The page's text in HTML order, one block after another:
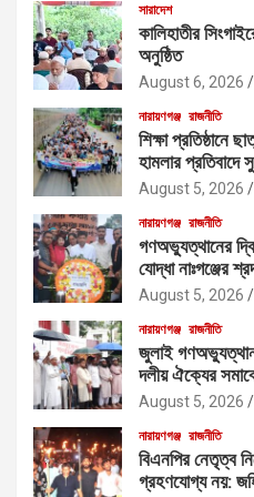
সারাদেশ
কালিহাতীর
অনুষ্ঠিত
August 6, 2026
নারায়ণগঞ্জ রাজনীতি
শিক্ষা প্রতিষ্ঠানে
হামলার
August 5, 2026
নারায়ণগঞ্জ রাজনীতি
গণঅভ্যুত্থানের
যোদ্ধা নাঃগঞ্জের
August 5, 2026
নারায়ণগঞ্জ রাজনীতি
জুলাই গণঅভ্যুত্থান
দলীয় ঐক্যের
August 5, 2026
নারায়ণগঞ্জ রাজনীতি
বিএনপির নেতৃত্ব
গ্রহণযোগ্য নয়: